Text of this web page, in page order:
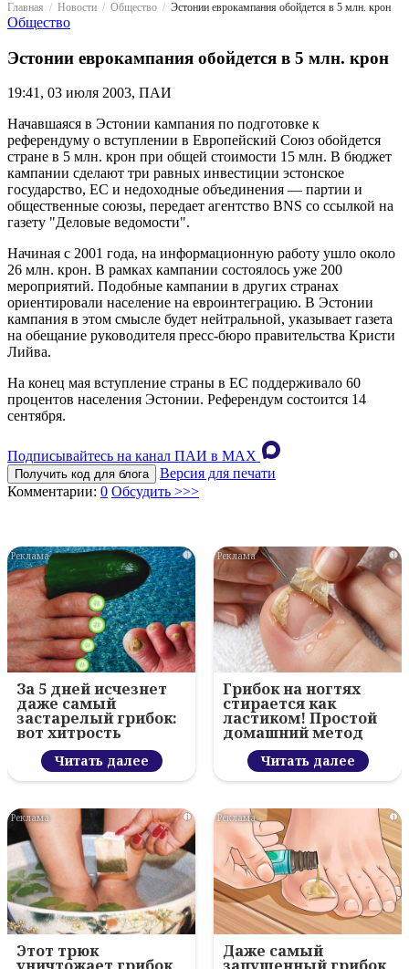
Главная Новости Общество Эстонии еврокампания обойдется в 5 млн. крон
Общество
Эстонии еврокампания обойдется в 5 млн. крон
19:41, 03 июля 2003, ПАИ
Начавшаяся в Эстонии кампания по подготовке к
референдуму о вступлении в Европейский Союз обойдется
стране в 5 млн. крон при общей стоимости 15 млн. В бюджет
кампании сделают три равных инвестиции эстонское
государство, ЕС и недоходные объединения — партии и
общественные союзы, передает агентство BNS со ссылкой на
газету "Деловые ведомости".
Начиная с 2001 года, на информационную работу ушло около
26 млн. крон. В рамках кампании состоялось уже 200
мероприятий. Подобные кампании в других странах
ориентировали население на евроинтеграцию. В Эстонии
кампания в этом смысле будет нейтральной, указывает газета
на обещание руководителя пресс-бюро правительства Кристи
Лийва.
На конец мая вступление страны в ЕС поддерживало 60
процентов населения Эстонии. Референдум состоится 14
сентября.
Подписывайтесь на канал ПАИ в MAХ
Получить код для блога
Версия для печати
Комментарии: 0 Обсудить >>>
i
За 5 дней исчезнет
даже самый
застарелый грибок:
вот хитрость
Читать далее
i
Грибок на ногтях
стирается как
ластиком! Простой
домашний метод
Читать далее
i
Этот трюк
i
Даже самый